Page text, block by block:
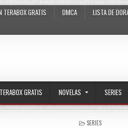
TERABOX GRATIS DMCA LISTA DE
TERABOX GRATIS NOVELAS SERIES
POSTED IN
SERIES